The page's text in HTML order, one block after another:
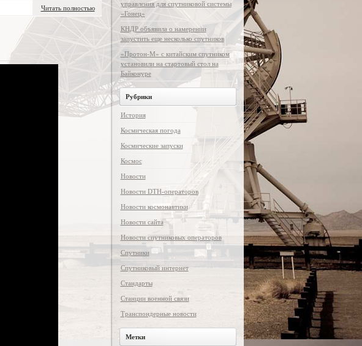
Читать полностью
управления для спутниковой системы
«Гонец»
КНДР объявила о намерении
запустить еще несколько спутников
«Протон-М» с китайским спутником
установили на стартовый стол на
Байконуре
Рубрики
История
Космическая погода
Космические запуски
Космос
Новости
Новости DTH-операторов
Новости космонавтики
Новости сайта
Новости спутниковых операторов
Спутники
Спутниковый интернет
Стандарты
Станции военной связи
Транспондерные новости
Метки